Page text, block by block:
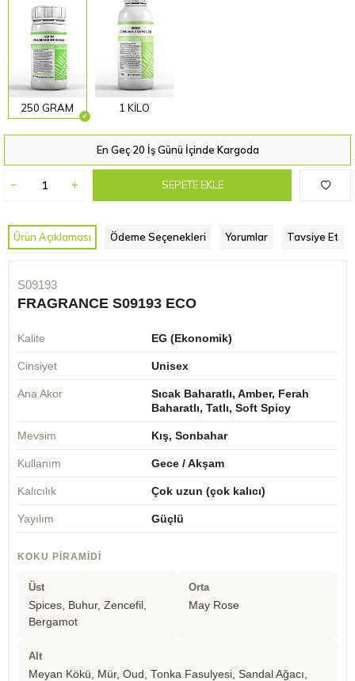
250 GRAM 1 KİLO
En Geç 20 İş Günü İçinde Kargoda
SEPETE EKLE
Ürün Açıklaması Ödeme Seçenekleri Yorumlar Tavsiye Et
S09193
FRAGRANCE S09193 ECO
Kalite EG (Ekonomik)
Cinsiyet Unisex
Ana Akor
Sıcak Baharatlı, Amber, Ferah
Baharatlı, Tatlı, Soft Spicy
Mevsim Kış, Sonbahar
Kullanım Gece / Akşam
Kalıcılık Çok uzun (çok kalıcı)
Yayılım Güçlü
KOKU PIRAMIDI
Üst
Spices, Buhur, Zencefil,
Bergamot
Orta
May Rose
Alt
Meyan Kökü, Mür, Oud, Tonka Fasulyesi, Sandal Ağacı,